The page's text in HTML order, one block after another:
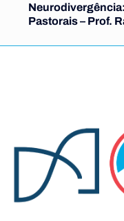
Pastorais – Prof.